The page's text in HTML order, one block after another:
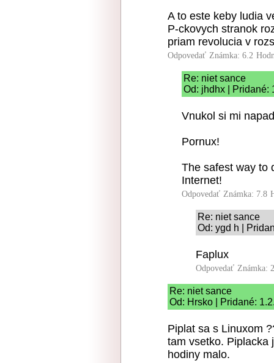
A to este keby ludia
P-ckovych stranok
priam revolucia v
Odpovedať Známka: 6.2
Re: niet sance
Od: jhdhx | Pridané:
Vnukol si mi
Pornux!
The safest way to
Internet!
Odpovedať Známka: 7.8
Re: niet sance
Od: ygd h |
Faplux
Odpovedať Známka:
Re: niet sance
Od: Hrsko | Pridané:
Piplat sa s Linuxom
tam vsetko. Piplacka
hodiny malo.